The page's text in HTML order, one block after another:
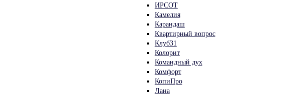
ИРСОТ
Камелия
Карандаш
Квартирный вопрос
Клуб31
Колорит
Командный дух
Комфорт
КопиПро
Лана